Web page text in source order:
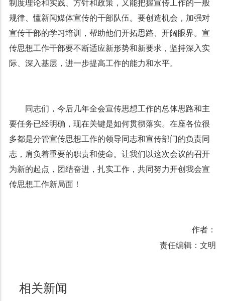
制度理论和实践、方针和政策，又能把握宣传工作的一般
规律、懂新闻媒体宣传的干部队伍。要创造机会，加强对
宣传干部的学习培训，帮助他们开拓思路、开阔眼界。宣
传思想工作干部要不断适应新形势和新要求，坚持深入实
际、深入基层，进一步提高工作的能力和水平。
同志们，今后几年全会宣传思想工作的总体思路和主
要任务已经明确，现在关键是如何贯彻落实。在座各位很
多都是分管宣传思想工作的领导同志和宣传部门的负责同
志，肩负着重要的职责和使命。让我们以这次会议的召开
为新的起点，团结奋进，扎实工作，共同努力开创我会宣
传思想工作新局面！
作者：
责任编辑：文明
相关新闻